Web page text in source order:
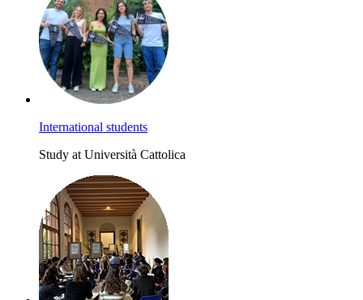
International students
Study at Università Cattolica